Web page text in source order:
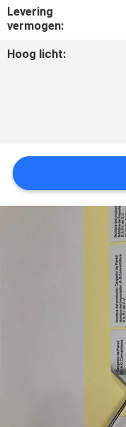
EEN
CITAAT
POLICY
Levering
vermogen:
Hoog licht: